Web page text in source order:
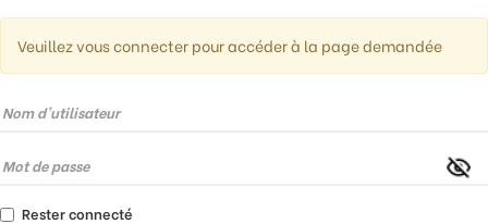
Veuillez vous connecter pour accéder à la page demandée
Rester connecté